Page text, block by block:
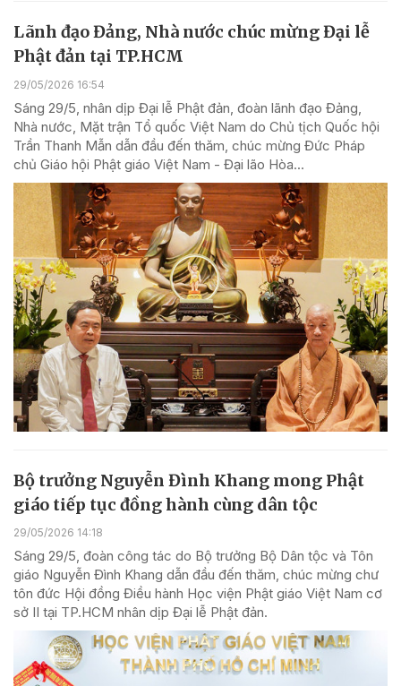
Lãnh đạo Đảng, Nhà nước chúc mừng Đại lễ
Phật đản tại TP.HCM
29/05/2026 16:54
Sáng 29/5, nhân dịp Đại lễ Phật đản, đoàn lãnh đạo Đảng,
Nhà nước, Mặt trận Tổ quốc Việt Nam do Chủ tịch Quốc hội
Trần Thanh Mẫn dẫn đầu đến thăm, chúc mừng Đức Pháp
chủ Giáo hội Phật giáo Việt Nam - Đại lão Hòa...
Bộ trưởng Nguyễn Đình Khang mong Phật
giáo tiếp tục đồng hành cùng dân tộc
29/05/2026 14:18
Sáng 29/5, đoàn công tác do Bộ trưởng Bộ Dân tộc và Tôn
giáo Nguyễn Đình Khang dẫn đầu đến thăm, chúc mừng chư
tôn đức Hội đồng Điều hành Học viện Phật giáo Việt Nam cơ
sở II tại TP.HCM nhân dịp Đại lễ Phật đản.